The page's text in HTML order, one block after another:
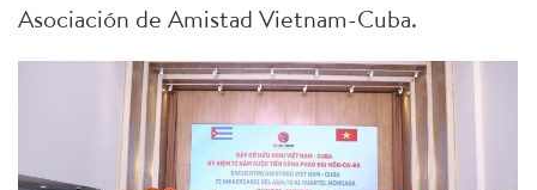
Asociación de Amistad Vietnam-Cuba.